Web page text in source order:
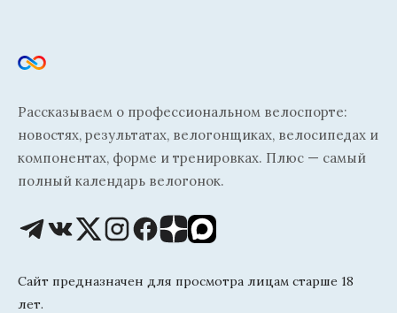
Рассказываем о профессиональном велоспорте:
новостях, результатах, велогонщиках, велосипедах и
компонентах, форме и тренировках. Плюс — самый
полный календарь велогонок.
Сайт предназначен для просмотра лицам старше 18
лет.